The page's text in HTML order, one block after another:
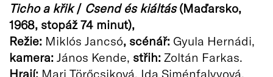
Ticho a křik/ Csend és kiáltás(Maďarsko,
1968, stopáž 74 minut),
Režie: Miklós Jancsó, scénář: Gyula Hernádi,
kamera: János Kende, střih: Zoltán Farkas.
Hrají: Mari Törőcsiková, Ida Siménfalvyová,